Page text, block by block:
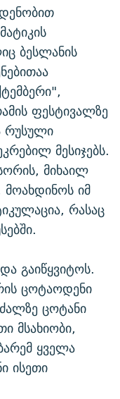
- 2022
ᲐᲛᲑᲐᲕᲘ
ბესლანის
ფესტივალზე
რუსული
მესიჯებს.
მიხაილ
მოახდინოს იმ
რასაც
გაიწყვიტოს.
ცოტაოდენი
ცოტანი
მსახიობი,
ყველა
ისეთი